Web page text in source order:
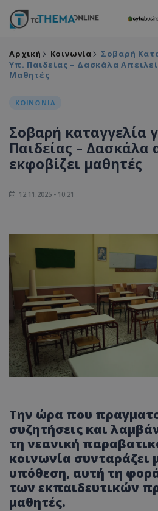
Αρχική Κοινωνία
Σοβαρή
Υπ. Παιδείας – Δασκάλα
Μαθητές
ΚΟΙΝΩΝΙΑ
Σοβαρή καταγγελία
Παιδείας – Δασκάλα
εκφοβίζει μαθητές
12.11.2025 - 10:21
Την ώρα που
συζητήσεις και
τη νεανική
κοινωνία συνταράζει
υπόθεση, αυτή τη
των εκπαιδευτικών
μαθητές.